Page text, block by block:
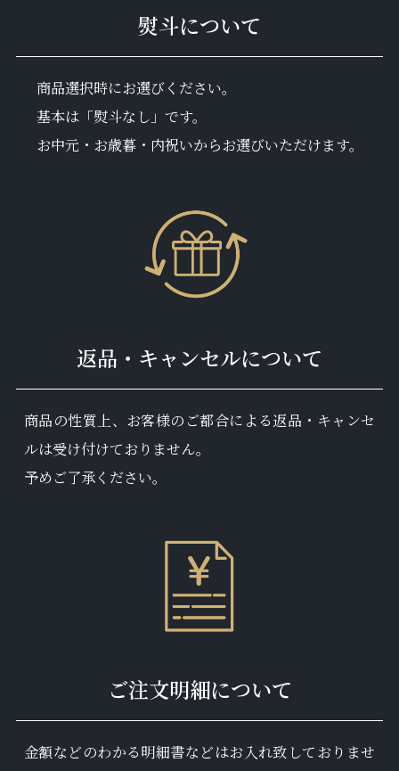
熨斗について
商品選択時にお選びください。
基本は「熨斗なし」です。
お中元・お歳暮・内祝いからお選びいただけます。
返品・キャンセルについて
商品の性質上、お客様のご都合による返品・キャンセ
ルは受け付けておりません。
予めご了承ください。
ご注文明細について
金額などのわかる明細書などはお入れ致しておりませ